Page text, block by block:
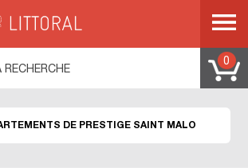
SAINT MALO
RECHERCHE
0
DE PRESTIGE SAINT MALO